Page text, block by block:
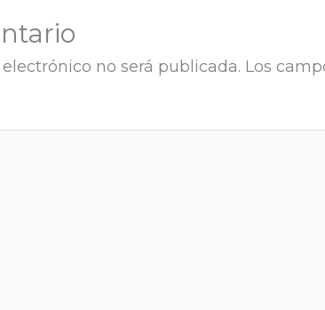
no será publicada. Los